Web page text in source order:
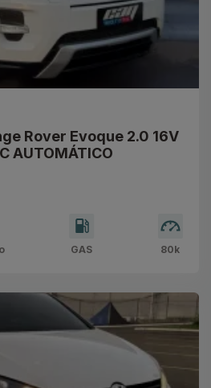
Rover Evoque 2.0 16V
AUTOMÁTICO
GAS 80k